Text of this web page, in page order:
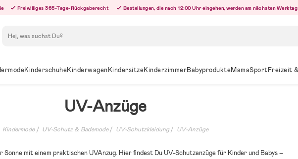
Freiwilliges 365-Tage-Rückgaberecht Bestellungen, die nach 12:00 Uhr eingehen, werden am nächsten
KinderschuheKinderwagenKindersitzeKinderzimmerBabyprodukteMamaSportFreizeit
UV-Anzüge
Kindermode UV-Schutz & Bademode UV-Schutzkleidung UV-Anzüge
Sonne mit einem praktischen UVAnzug. Hier findest Du UV-Schutzanzüge für Kinder und Babys –